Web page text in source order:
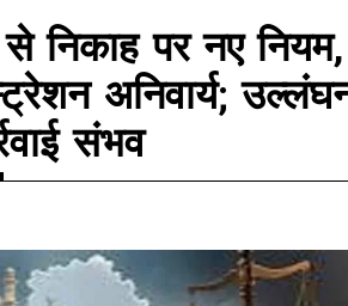
निकाह पर नए नियम,
अनिवार्य;
संभव